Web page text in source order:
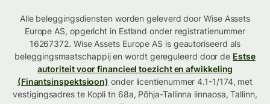
Alle beleggingsdiensten worden geleverd door Wise Assets
Europe AS, opgericht in Estland onder registratienummer
16267372. Wise Assets Europe AS is geautoriseerd als
beleggingsmaatschappij en wordt gereguleerd door de Estse
autoriteit voor financieel toezicht en afwikkeling
(Finantsinspektsioon) onder licentienummer 4.1-1/174, met
vestigingsadres te Kopli tn 68a, Põhja-Tallinna linnaosa, Tallinn,